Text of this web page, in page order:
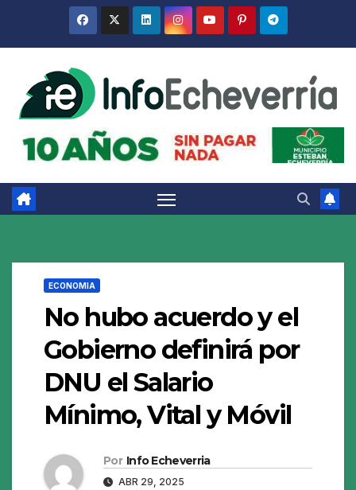
ECONOMIA
No hubo acuerdo y el
Gobierno definirá por
DNU el Salario
Mínimo, Vital y Móvil
Por Info Echeverria
ABR 29, 2025